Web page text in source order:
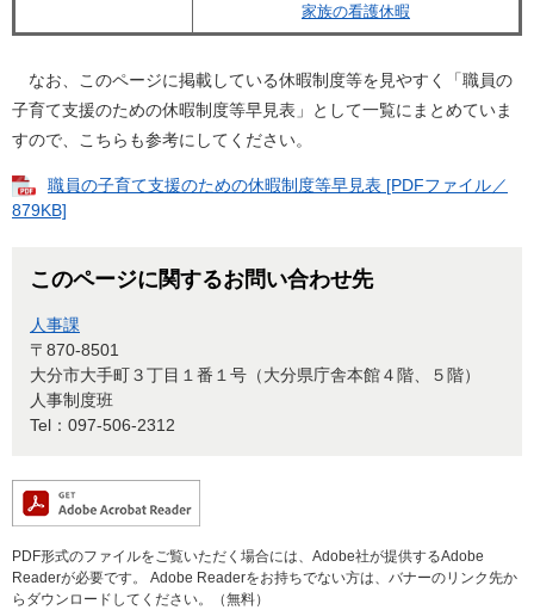
家族の看護休暇
なお、このページに掲載している休暇制度等を見やすく「職員の
子育て支援のための休暇制度等早見表」として一覧にまとめていま
すので、こちらも参考にしてください。
職員の子育て支援のための休暇制度等早見表 [PDFファイル／
879KB]
このページに関するお問い合わせ先
人事課
〒870-8501
大分市大手町３丁目１番１号（大分県庁舎本館４階、５階）
人事制度班
Tel：097-506-2312
PDF形式のファイルをご覧いただく場合には、Adobe社が提供するAdobe
Readerが必要です。
Adobe Readerをお持ちでない方は、バナーのリンク先か
らダウンロードしてください。（無料）